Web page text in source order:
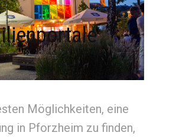
Möglichkeiten, eine
in Pforzheim zu finden,